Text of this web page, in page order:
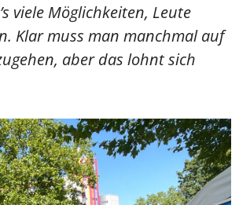
viele Möglichkeiten, Leute
Klar muss man manchmal auf
aber das lohnt sich